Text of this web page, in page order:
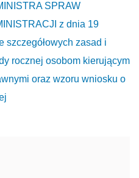
SPRAW
z dnia 19
szczegółowych zasad i
rocznej osobom kierującym
oraz wzoru wniosku o